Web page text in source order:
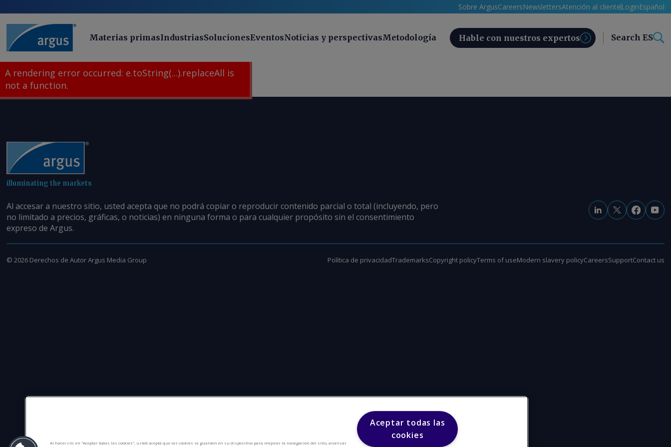
Sobre ArgusCareersNewslettersAtención al cliente LoginEspañol
Materias primasIndustriasSolucionesEventosNoticias y perspectivasMetodología Hable con nuestros expertos Search ES
A rendering error occurred: e.toString(...).replaceAll is
not a function.
illuminating the markets
Al accesar a nuestro sitio, usted acepta que no podrá copiar o reproducir contenido parcial o total (incluyendo, pero
no limitado a precios, gráficas, o noticias) en ninguna forma o para cualquier propósito sin el consentimiento
expreso de Argus.
© 2026 Derechos de Autor Argus Media Group Política de privacidadTrademarksCopyright policyTerms of useModern slavery policyCareersSupportContact us
Al hacer clic en “Aceptar todas las cookies”, usted acepta que las cookies se guarden en su dispositivo para mejorar la navegación del sitio, analizar
Aceptar todas las
cookies